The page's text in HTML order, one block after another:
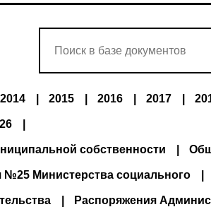
2014 2015 2016 2017
собственности
№25 Министерства социального
Распоряжения